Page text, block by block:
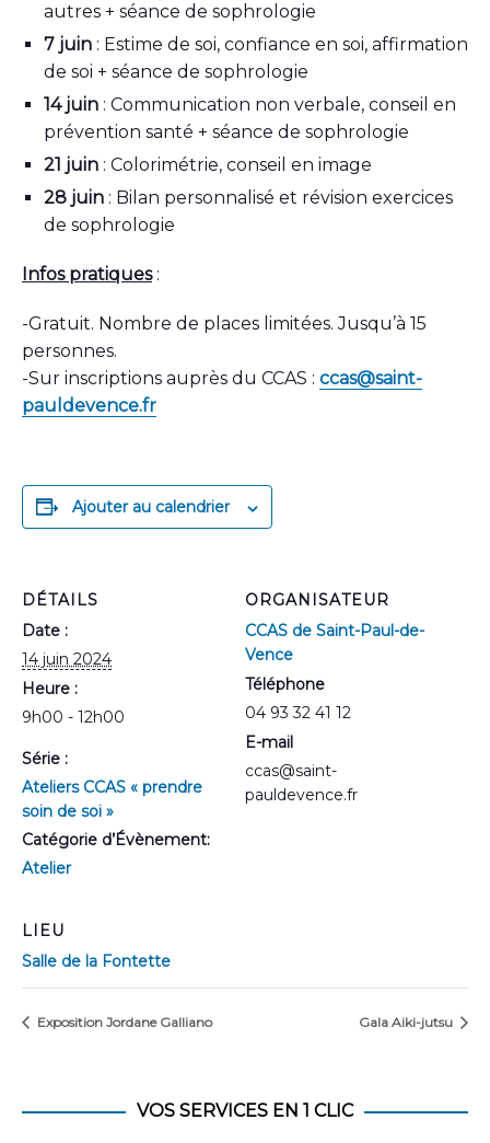
autres + séance de sophrologie
7 juin : Estime de soi, confiance en soi, affirmation
de soi + séance de sophrologie
14 juin : Communication non verbale, conseil en
prévention santé + séance de sophrologie
21 juin : Colorimétrie, conseil en image
28 juin : Bilan personnalisé et révision exercices
de sophrologie
Infos pratiques:
-Gratuit. Nombre de places limitées. Jusqu’à 15
personnes.
-Sur inscriptions auprès du CCAS : ccas@saint-
pauldevence.fr
Ajouter au calendrier
DÉTAILS
Date :
14 juin 2024
Heure :
9h00 - 12h00
Série :
Ateliers CCAS « prendre
soin de soi »
Catégorie d’Évènement:
Atelier
ORGANISATEUR
CCAS de Saint-Paul-de-
Vence
Téléphone
04 93 32 41 12
E-mail
ccas@saint-
pauldevence.fr
LIEU
Salle de la Fontette
Exposition Jordane Galliano Gala Aiki-jutsu
VOS SERVICES EN 1 CLIC